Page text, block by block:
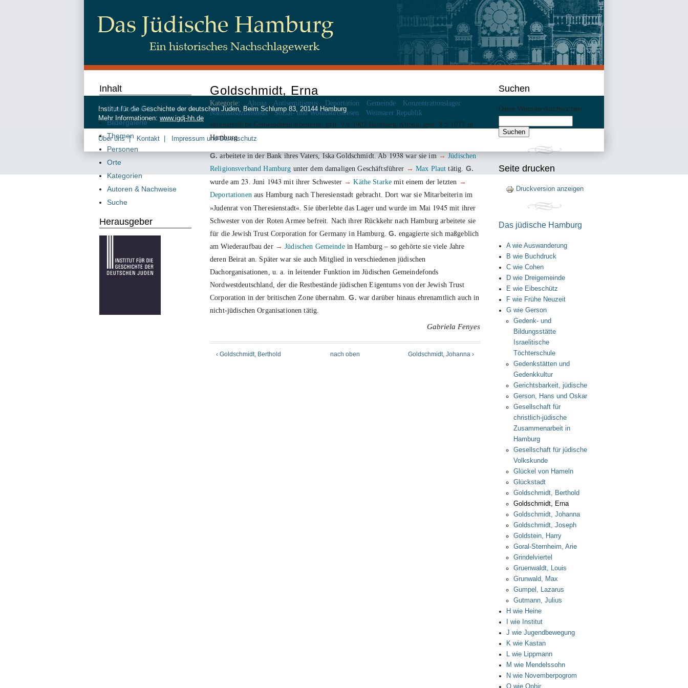
Goldschmidt, Erna
Kategorie: Altona Antisemitismus Deportation Gemeinde
Konzentrationslager
Nationalsozialismus
Sozial- und Wohlfahrtswesen Weimarer Republik
ehrenamtliche Gemeindemitarbeiterin, geb. 9 .9 1902 Hamburg-Altona, gest. 8 5 1977 in
Hamburg
G. arbeitete in der Bank ihres Vaters, Iska Goldschmidt. Ab 1938 war sie im → Jüdischen
Religionsverband Hamburg unter dem damaligen Geschäftsführer → Max Plaut tätig. G.
wurde am23 . Juni 1943 mit ihrer Schwester → Käthe Starke mit einem der letzten →
Deportationen aus Hamburg nach Theresienstadt gebracht. Dort war sie Mitarbeiterin im
»Judenrat von Theresienstadt«. Sie überlebte das Lager und wurde im Mai 1945mit ihrer
Schwester von der Roten Armee befreit. Nach ihrer Rückkehr nach Hamburg arbeitete sie
für die Jewish Trust Corporation for Germany in Hamburg.G. engagierte sich maßgeblich
am Wiederaufbau der → Jüdischen Gemeindein Hamburg – so gehörte sie viele Jahre
deren Beirat an. Später war sie auch Mitglied in verschiedenen jüdischen
Dachorganisationen, u. a. in leitender Funktion im Jüdischen Gemeindefonds
Nordwestdeutschland, der die Restbestände jüdischen Eigentums von der Jewish Trust
Corporation in der britischen Zone übernahm.G. war darüber hinaus ehrenamtlich auch in
nicht-jüdischen Organisationen tätig.
Gabriela Fenyes
‹ Goldschmidt, Berthold nach oben Goldschmidt, Johanna ›
Inhalt
Inhalt von A-Z
Bildergalerie
Themen
Personen
Orte
Kategorien
Autoren & Nachweise
Suche
Herausgeber
Suchen
Diese Website durchsuchen:
Seite drucken
Druckversion anzeigen
Das jüdische Hamburg
A wie Auswanderung
B wie Buchdruck
C wie Cohen
D wie Dreigemeinde
E wie Eibeschütz
F wie Frühe Neuzeit
G wie Gerson
Gedenk- und
Bildungsstätte
Israelitische
Töchterschule
Gedenkstätten und
Gedenkkultur
Gerichtsbarkeit, jüdische
Gerson, Hans und Oskar
Gesellschaft für
christlich-jüdische
Zusammenarbeit in
Hamburg
Gesellschaft für jüdische
Volkskunde
Glückel von Hameln
Glückstadt
Goldschmidt, Berthold
Goldschmidt, Erna
Goldschmidt, Johanna
Goldschmidt, Joseph
Goldstein, Harry
Goral-Sternheim, Arie
Grindelviertel
Gruenwaldt, Louis
Grunwald, Max
Gumpel, Lazarus
Gutmann, Julius
H wie Heine
I wie Institut
J wie Jugendbewegung
K wie Kastan
L wie Lippmann
M wie Mendelssohn
N wie Novemberpogrom
O wie Ophir
Institut für die Geschichte der deutschen Juden, Beim Schlump 83, 20144 Hamburg
Mehr Informationen: www.igdj-hh.de
Über uns Kontakt Impressum und Datenschutz